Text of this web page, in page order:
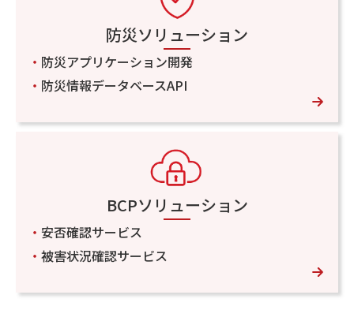
防災ソリューション
・ 防災アプリケーション開発
・ 防災情報データベースAPI
BCPソリューション
・ 安否確認サービス
・ 被害状況確認サービス